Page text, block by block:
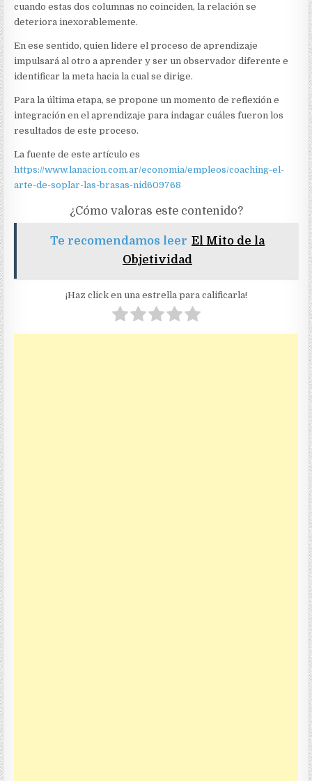
cuando estas dos columnas no coinciden, la relación se
deteriora inexorablemente.
En ese sentido, quien lidere el proceso de aprendizaje
impulsará al otro a aprender y ser un observador diferente e
identificar la meta hacia la cual se dirige.
Para la última etapa, se propone un momento de reflexión e
integración en el aprendizaje para indagar cuáles fueron los
resultados de este proceso.
La fuente de este artículo es
https://www.lanacion.com.ar/economia/empleos/coaching-el-
arte-de-soplar-las-brasas-nid609768
¿Cómo valoras este contenido?
Te recomendamos leer El Mito de la
Objetividad
¡Haz click en una estrella para calificarla!